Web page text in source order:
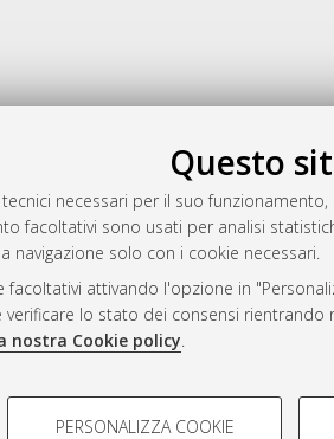
Questo
necessari per il suo
facoltativi sono usati per analisi
navigazione solo con i cookie necessari.
facoltativi attivando l'opzione in
lo stato dei consensi
nostra Cookie policy.
PERSONALIZZA COOKIE
AMS Dottorato
ISSN: 2038-7946
Servizio implementato e gestito da
Impostazioni Cookie
Informativa sulla privacy
Condizioni d’uso del sito